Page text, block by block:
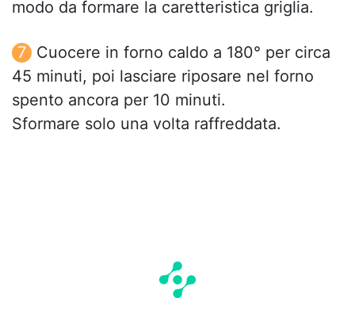
modo da formare la caretteristica griglia.
Cuocere in forno caldo a 180° per circa
45 minuti, poi lasciare riposare nel forno
spento ancora per 10 minuti.
Sformare solo una volta raffreddata.